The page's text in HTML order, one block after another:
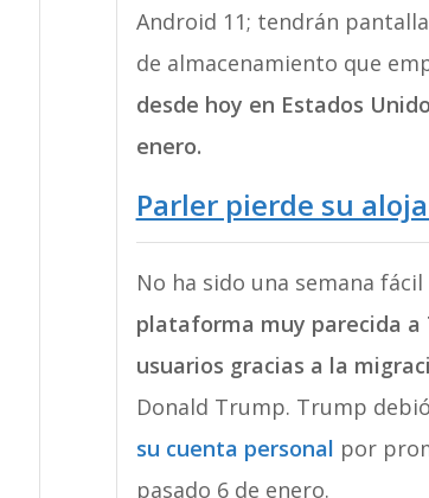
Android 11; tendrán
de almacenamiento que
desde hoy en Estados
enero.
Parler pierde su
No ha sido una semana
plataforma muy parecida
usuarios gracias a la
Donald Trump. Trump
su cuenta personal por
pasado 6 de enero.